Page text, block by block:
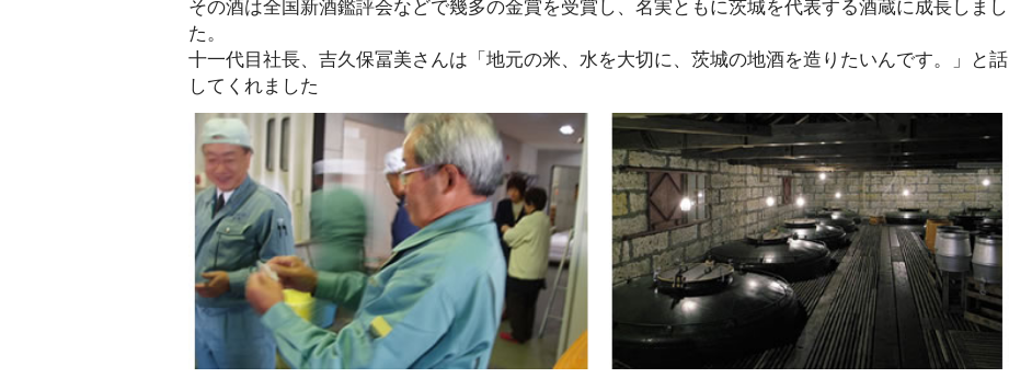
その酒は全国新酒鑑評会などで幾多の金賞を受賞し、名実ともに茨城を代表する酒蔵に成長しまし
た。
十一代目社長、吉久保冨美さんは「地元の米、水を大切に、茨城の地酒を造りたいんです。」と話
してくれました